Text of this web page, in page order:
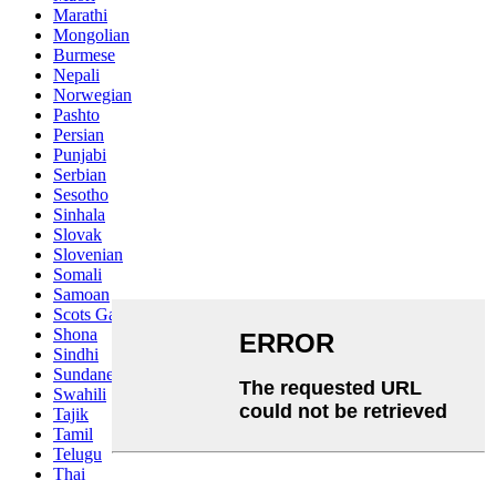
Marathi
Mongolian
Burmese
Nepali
Norwegian
Pashto
Persian
Punjabi
Serbian
Sesotho
Sinhala
Slovak
Slovenian
Somali
Samoan
Scots Gaelic
Shona
Sindhi
Sundanese
Swahili
Tajik
Tamil
Telugu
Thai